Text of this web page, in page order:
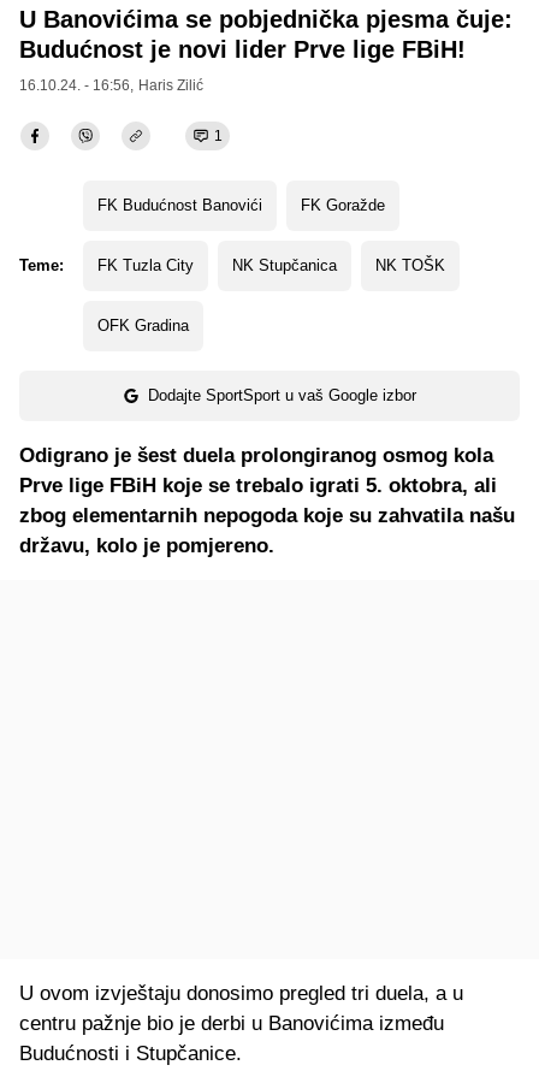
U Banovićima se pobjednička pjesma čuje:
Budućnost je novi lider Prve lige FBiH!
16.10.24. - 16:56, Haris Zilić
1
Teme:
FK Budućnost Banovići FK Goražde
FK Tuzla City NK Stupčanica NK TOŠK
OFK Gradina
Dodajte SportSport u vaš Google izbor
Odigrano je šest duela prolongiranog osmog kola
Prve lige FBiH koje se trebalo igrati 5. oktobra, ali
zbog elementarnih nepogoda koje su zahvatila našu
državu, kolo je pomjereno.
U ovom izvještaju donosimo pregled tri duela, a u
centru pažnje bio je derbi u Banovićima između
Budućnosti i Stupčanice.